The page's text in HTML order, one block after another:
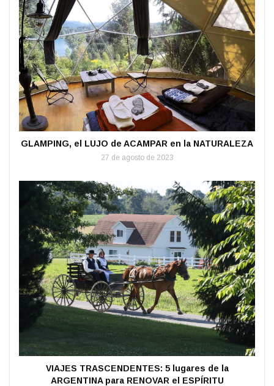
GLAMPING, el LUJO de ACAMPAR en la NATURALEZA
27 de agosto de 2023
VIAJES TRASCENDENTES: 5 lugares de la
ARGENTINA para RENOVAR el ESPÍRITU